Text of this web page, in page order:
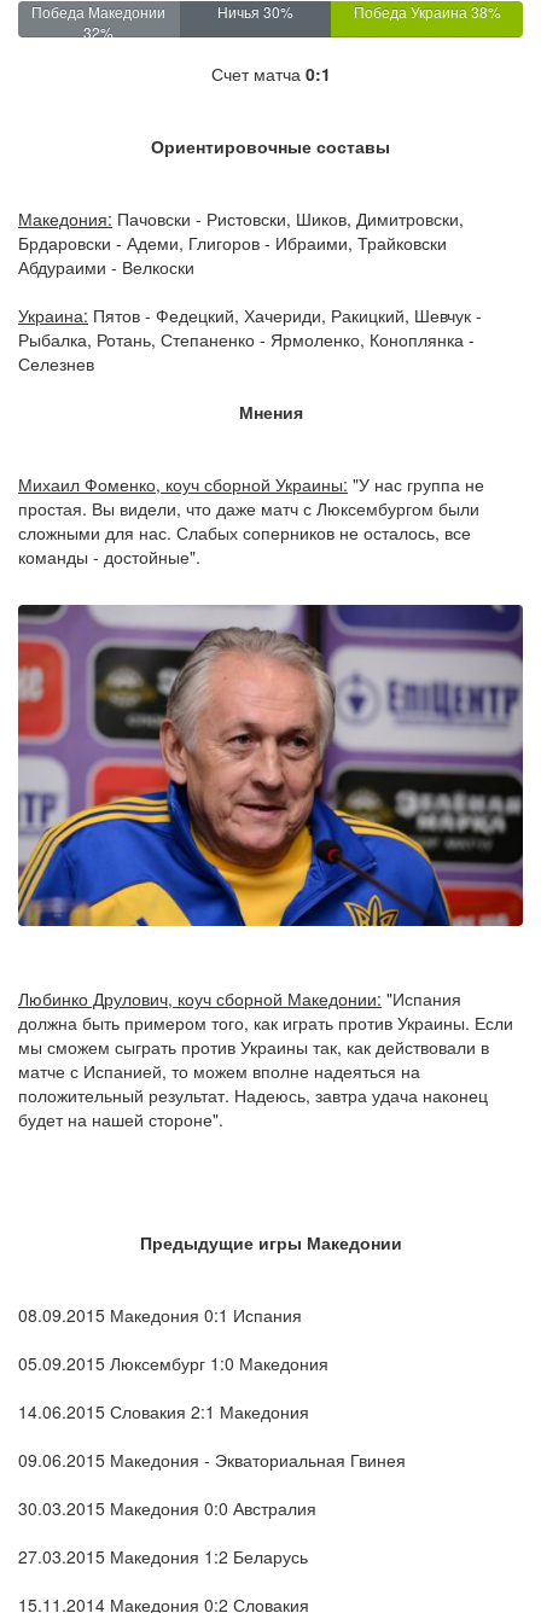
Победа Македонии
32%
Ничья 30% Победа Украина 38%
Счет матча 0:1
Ориентировочные составы
Македония: Пачовски - Ристовски, Шиков, Димитровски,
Брдаровски - Адеми, Глигоров - Ибраими, Трайковски
Абдураими - Велкоски
Украина: Пятов - Федецкий, Хачериди, Ракицкий, Шевчук -
Рыбалка, Ротань, Степаненко - Ярмоленко, Коноплянка -
Селезнев
Мнения
Михаил Фоменко, коуч сборной Украины: "У нас группа не
простая. Вы видели, что даже матч с Люксембургом были
сложными для нас. Слабых соперников не осталось, все
команды - достойные".
Любинко Друлович, коуч сборной Македонии: "Испания
должна быть примером того, как играть против Украины. Если
мы сможем сыграть против Украины так, как действовали в
матче с Испанией, то можем вполне надеяться на
положительный результат. Надеюсь, завтра удача наконец
будет на нашей стороне".
Предыдущие игры Македонии
08.09.2015 Македония 0:1 Испания
05.09.2015 Люксембург 1:0 Македония
14.06.2015 Словакия 2:1 Македония
09.06.2015 Македония - Экваториальная Гвинея
30.03.2015 Македония 0:0 Австралия
27.03.2015 Македония 1:2 Беларусь
15.11.2014 Македония 0:2 Словакия